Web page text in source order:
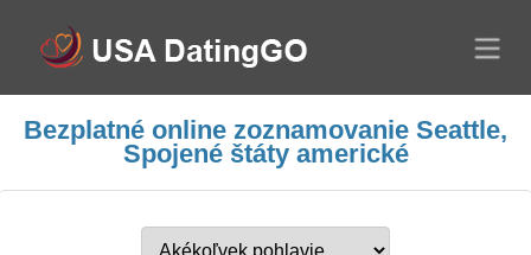
Bezplatné online zoznamovanie Seattle,
Spojené štáty americké